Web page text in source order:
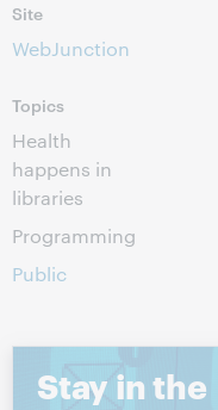
Site
WebJunction
Topics
Health
happens in
libraries
Programming
Public
Stay in the